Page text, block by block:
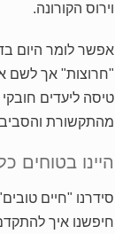
וירוס הקורונה.
אפשר לומר היום
"חרוצות" אך לשם
מהתקשורת
היינו
סידרנו "חיים
חיפשנו איך